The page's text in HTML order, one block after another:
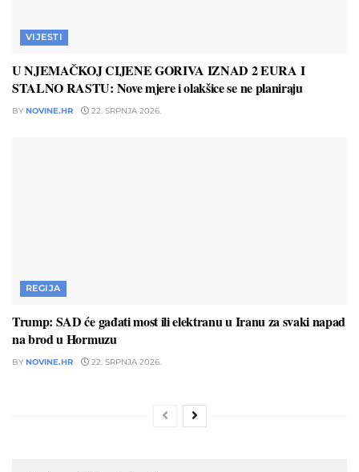
VIJESTI
U NJEMAČKOJ CIJENE GORIVA IZNAD 2 EURA I
STALNO RASTU: Nove mjere i olakšice se ne planiraju
BY NOVINE.HR 22. SRPNJA 2026.
REGIJA
Trump: SAD će gađati most ili elektranu u Iranu za svaki napad
na brod u Hormuzu
BY NOVINE.HR 22. SRPNJA 2026.